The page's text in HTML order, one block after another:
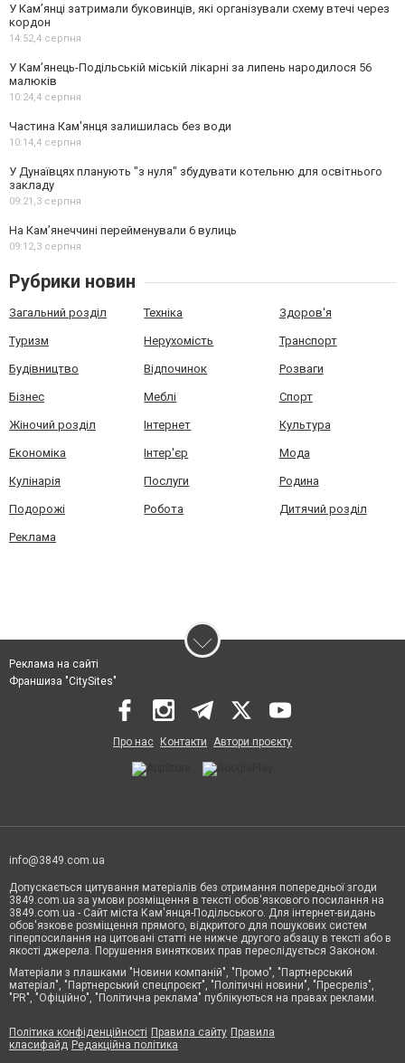
У Кам’янці затримали буковинців, які організували схему втечі через
кордон
14:52,4 серпня
У Кам’янець-Подільській міській лікарні за липень народилося 56
малюків
10:24,4 серпня
Частина Кам'янця залишилась без води
10:14,4 серпня
У Дунаївцях планують "з нуля" збудувати котельню для освітнього
закладу
09:21,3 серпня
На Камʼянеччині перейменували 6 вулиць
09:12,3 серпня
Рубрики новин
Загальний розділ Техніка Здоров'я
Туризм Нерухомість Транспорт
Будівництво Відпочинок Розваги
Бізнес Меблі Спорт
Жіночий розділ Інтернет Культура
Економіка Інтер'єр Мода
Кулінарія Послуги Родина
Подорожі Робота Дитячий розділ
Реклама
Реклама на сайті
Франшиза "CitySites"
Про нас Контакти Автори проєкту
info@3849.com.ua
Допускається цитування матеріалів без отримання попередньої згоди
3849.com.ua за умови розміщення в тексті обов'язкового посилання на
3849.com.ua - Сайт міста Кам'янця-Подільського. Для інтернет-видань
обов'язкове розміщення прямого, відкритого для пошукових систем
гіперпосилання на цитовані статті не нижче другого абзацу в тексті або в
якості джерела. Порушення виняткових прав переслідується Законом.
Матеріали з плашками "Новини компаній", "Промо", "Партнерський
матеріал", "Партнерський спецпроєкт", "Політичні новини", "Пресреліз",
"PR", "Офіційно", "Політична реклама" публікуються на правах реклами.
Політика конфіденційності Правила сайту Правила
класифайд Редакційна політика